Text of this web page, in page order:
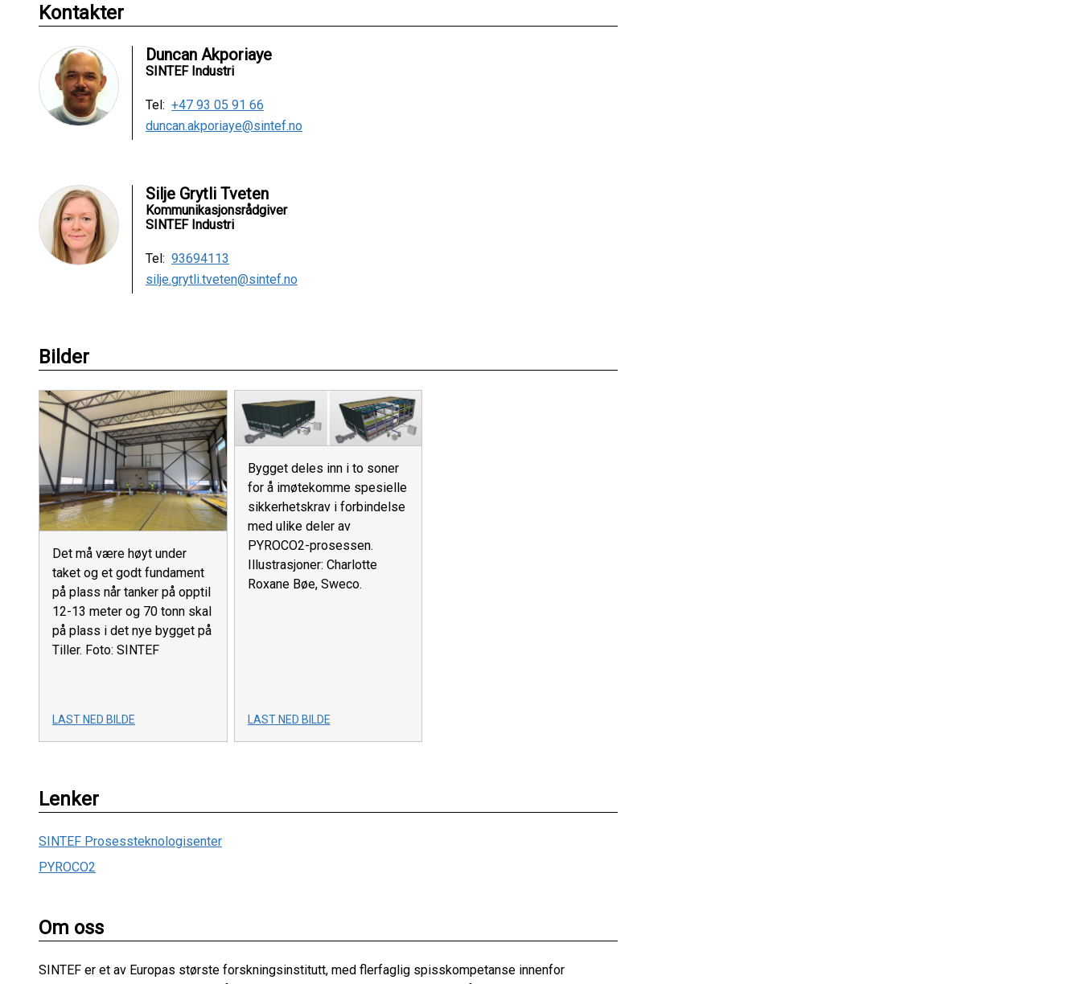
Kontakter
Duncan Akporiaye
SINTEF Industri
Tel: +47 93 05 91 66
duncan.akporiaye@sintef.no
Silje Grytli Tveten
Kommunikasjonsrådgiver
SINTEF Industri
Tel: 93694113
silje.grytli.tveten@sintef.no
Bilder
Det må være høyt under
taket og et godt fundament
på plass når tanker på opptil
12-13 meter og 70 tonn skal
på plass i det nye bygget på
Tiller. Foto: SINTEF
LAST NED BILDE
Bygget deles inn i to soner
for å imøtekomme spesielle
sikkerhetskrav i forbindelse
med ulike deler av
PYROCO2-prosessen.
Illustrasjoner: Charlotte
Roxane Bøe, Sweco.
LAST NED BILDE
Lenker
SINTEF Prosessteknologisenter
PYROCO2
Om oss
SINTEF er et av Europas største forskningsinstitutt, med flerfaglig spisskompetanse innenfor